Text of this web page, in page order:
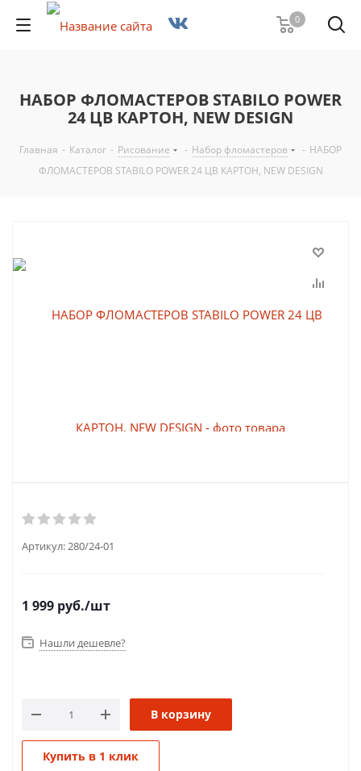
0
НАБОР ФЛОМАСТЕРОВ STABILO POWER
24 ЦВ КАРТОН, NEW DESIGN
Главная - Каталог - Рисование - Набор фломастеров - НАБОР
ФЛОМАСТЕРОВ STABILO POWER 24 ЦВ КАРТОН, NEW DESIGN
Артикул:280/24-01
1 999 руб./шт
Нашли дешевле?
В корзину
Купить в 1 клик